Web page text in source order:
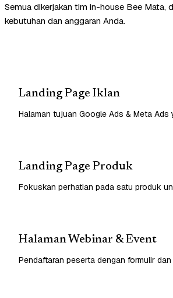
Semua dikerjakan tim in-house Bee Mata,
kebutuhan dan anggaran Anda.
Landing Page Iklan
Halaman tujuan Google Ads & Meta Ads
Landing Page Produk
Fokuskan perhatian pada satu produk
Halaman Webinar & Event
Pendaftaran peserta dengan formulir dan